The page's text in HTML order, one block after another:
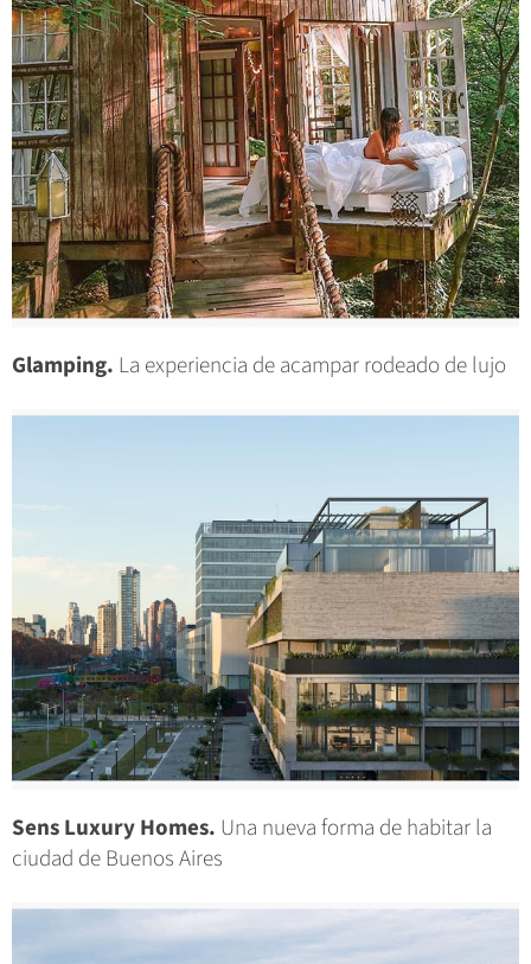
Glamping. La experiencia de acampar rodeado de lujo
Sens Luxury Homes. Una nueva forma de habitar la
ciudad de Buenos Aires